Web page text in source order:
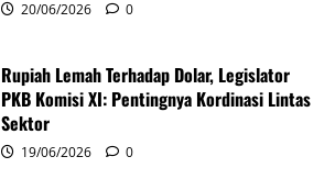
20/06/2026 0
Rupiah Lemah Terhadap Dolar, Legislator
PKB Komisi XI: Pentingnya Kordinasi Lintas
Sektor
19/06/2026 0